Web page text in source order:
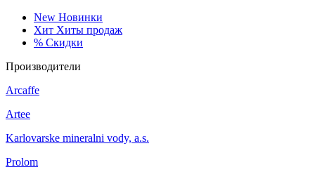
New Новинки
Хит Хиты продаж
% Скидки
Производители
Arcaffe
Artee
Karlovarske mineralni vody, a.s.
Prolom